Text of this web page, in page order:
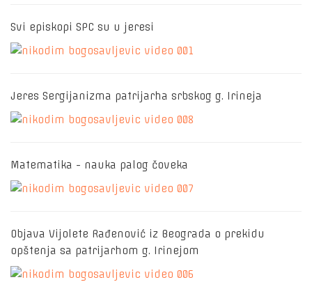
Svi episkopi SPC su u jeresi
Jeres Sergijanizma patrijarha srbskog g. Irineja
Matematika - nauka palog čoveka
Objava Vijolete Rađenović iz Beograda o prekidu
opštenja sa patrijarhom g. Irinejom